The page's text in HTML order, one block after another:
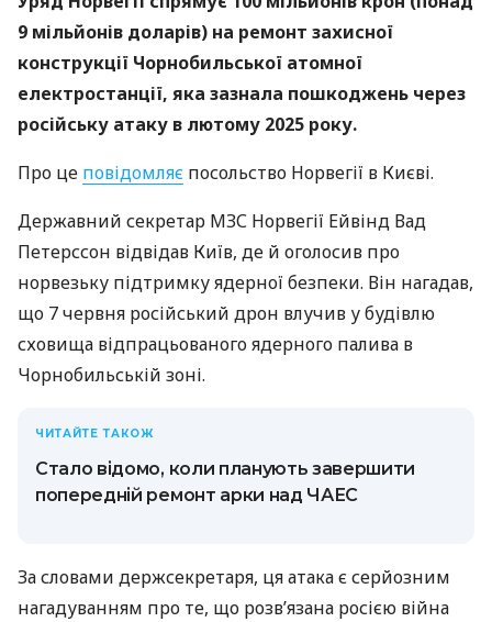
9 мільйонів доларів) на ремонт захисної
конструкції Чорнобильської атомної
електростанції, яка зазнала пошкоджень через
російську атаку в лютому 2025 року.
Про це повідомляє посольство Норвегії в Києві.
Державний секретар МЗС Норвегії Ейвінд Вад
Петерссон відвідав Київ, де й оголосив про
норвезьку підтримку ядерної безпеки. Він нагадав,
що 7 червня російський дрон влучив у будівлю
сховища відпрацьованого ядерного палива в
Чорнобильській зоні.
ЧИТАЙТЕ ТАКОЖ
Стало відомо, коли планують завершити
попередній ремонт арки над ЧАЕС
За словами держсекретаря, ця атака є серйозним
нагадуванням про те, що розв’язана росією війна